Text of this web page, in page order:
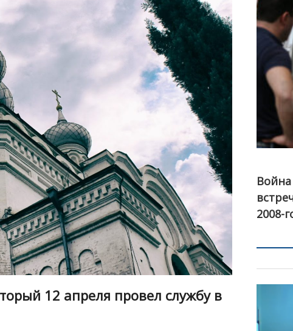
12 апреля провел службу в
канал
Война
2008-